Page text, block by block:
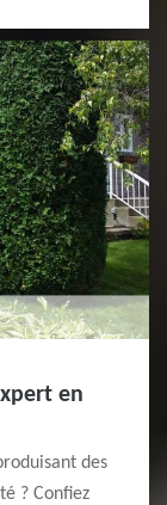
en
des
? Confiez